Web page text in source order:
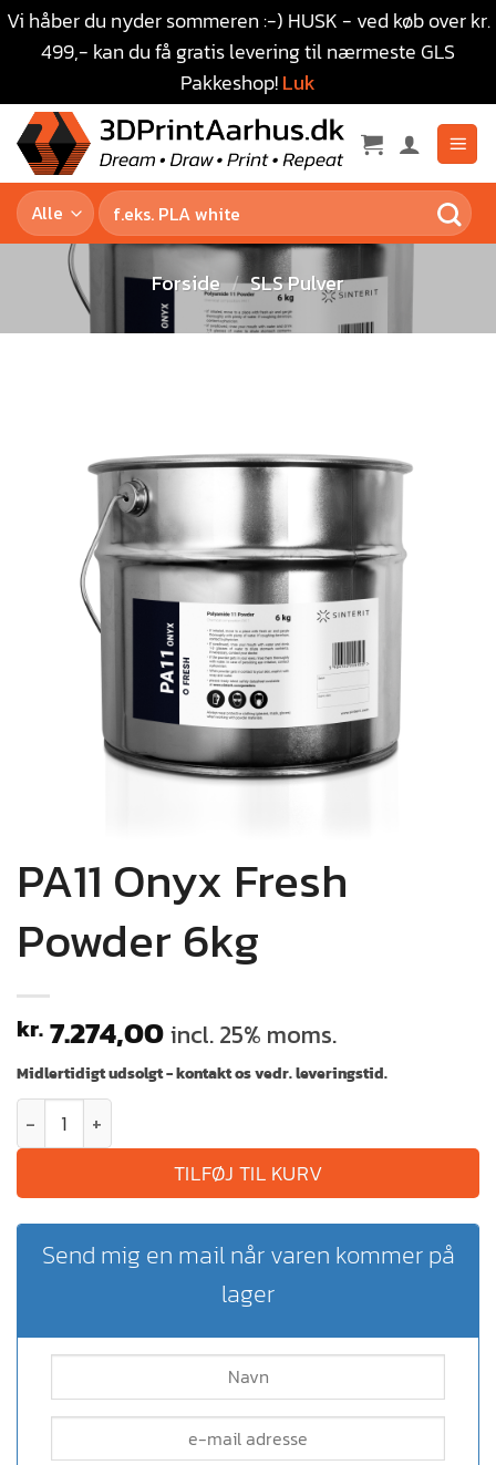
Vi håber du nyder sommeren :-) HUSK - ved køb over kr.
499,- kan du få gratis levering til nærmeste GLS
Pakkeshop!Luk
Forside / SLS Pulver
PA11 Onyx Fresh
Powder 6kg
kr. 7.274,00incl. 25% moms.
Midlertidigt udsolgt - kontakt os vedr. leveringstid.
TILFØJ TIL KURV
Send mig en mail når varen kommer på
lager